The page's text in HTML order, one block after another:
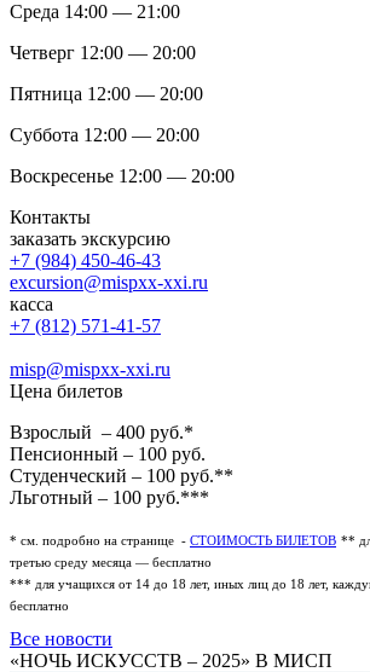
Среда 14:00 — 21:00
Четверг 12:00 — 20:00
Пятница 12:00 — 20:00
Суббота 12:00 — 20:00
Воскресенье 12:00 — 20:00
Контакты
заказать экскурсию
+7 (984) 450-46-43
excursion@mispxx-xxi.ru
касса
+7 (812) 571-41-57
misp@mispxx-xxi.ru
Цена билетов
Взрослый – 400 руб.*
Пенсионный – 100 руб.
Студенческий – 100 руб.**
Льготный – 100 руб.***
* см. подробно на странице - СТОИМОСТЬ БИЛЕТОВ **
третью среду месяца — бесплатно
*** для учащихся от 14 до 18 лет, иных лиц до 18 лет,
бесплатно
Все новости
«НОЧЬ ИСКУССТВ – 2025» В МИСП